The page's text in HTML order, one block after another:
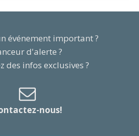
événement important ?
d'alerte ?
des infos exclusives ?
nous!